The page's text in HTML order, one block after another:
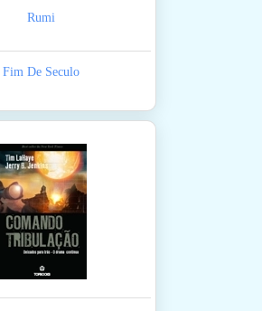
Rumi
Fim De Seculo